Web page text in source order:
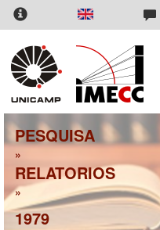
Pular
para
conteúdo
principal
PESQUISA
»
RELATORIOS
»
1979